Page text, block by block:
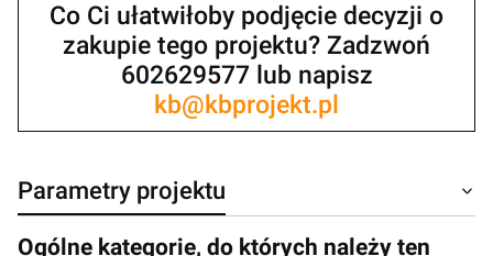
Co Ci ułatwiłoby podjęcie decyzji o
zakupie tego projektu? Zadzwoń
602629577 lub napisz
kb@kbprojekt.pl
Parametry projektu
Ogólne kategorie, do których należy ten